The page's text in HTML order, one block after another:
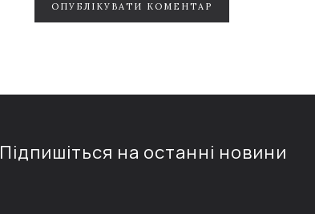
ОПУБЛІКУВАТИ КОМЕНТАР
Підпишіться на останні новини